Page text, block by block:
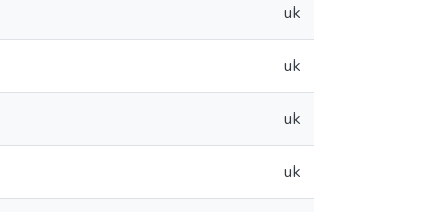
uk
uk
uk
uk